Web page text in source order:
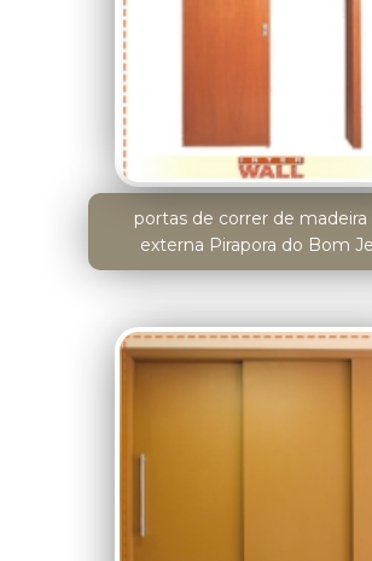
portas de correr de madeira
externa Pirapora do Bom